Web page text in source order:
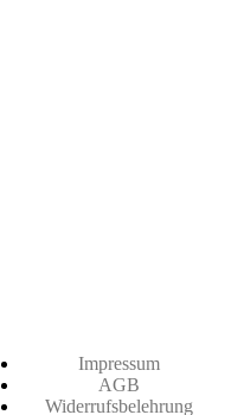
Impressum
AGB
Widerrufsbelehrung